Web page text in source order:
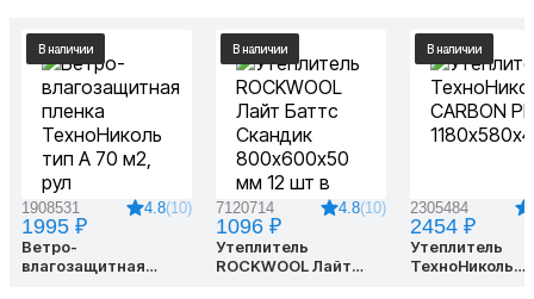
В наличии
1908531 4.8(10)
1995 ₽
Ветро-
влагозащитная
В наличии
7120714 4.8(10)
1096 ₽
Утеплитель
ROCKWOOL Лайт
В наличии
2305484
2454 ₽
Утеплитель
ТехноНиколь